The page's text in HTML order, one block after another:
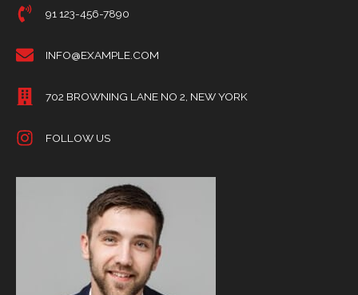
91 123-456-7890
INFO@EXAMPLE.COM
702 BROWNING LANE NO 2, NEW YORK
FOLLOW US